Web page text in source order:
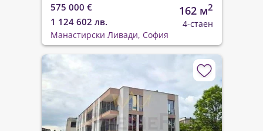
575 000 €
1 124 602 лв.
162 м2
4-стаен
Манастирски Ливади, София